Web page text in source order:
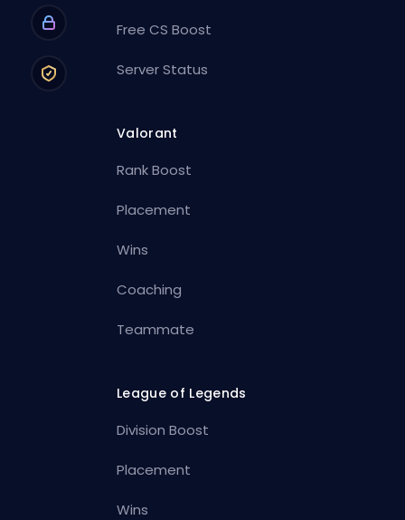
Free CS Boost
Server Status
Valorant
Rank Boost
Placement
Wins
Coaching
Teammate
League of Legends
Division Boost
Placement
Wins